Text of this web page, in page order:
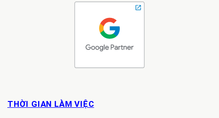
THỜI GIAN LÀM VIỆC